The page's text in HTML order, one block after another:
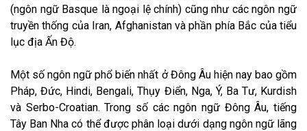
(ngôn ngữ Basque là ngoại lệ chính) cũng như các ngôn ngữ
truyền thống của Iran, Afghanistan và phần phía Bắc của tiểu
lục địa Ấn Độ.
Một số ngôn ngữ phổ biến nhất ở Đông Âu hiện nay bao gồm
Pháp, Đức, Hindi, Bengali, Thụy Điển, Nga, Ý, Ba Tư, Kurdish
và Serbo-Croatian. Trong số các ngôn ngữ Đông Âu, tiếng
Tây Ban Nha có thể được phân loại dưới dạng ngôn ngữ lãng